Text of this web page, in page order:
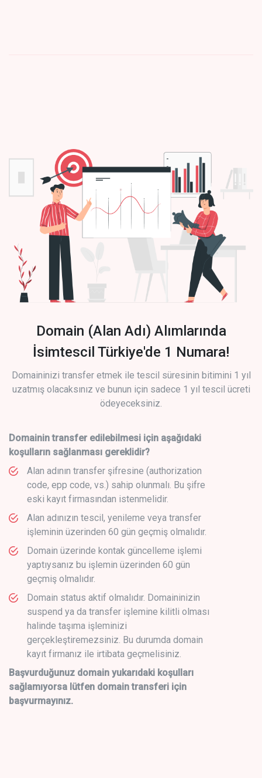
Domain (Alan Adı) Alımlarında
İsimtescil Türkiye'de 1 Numara!
Domaininizi transfer etmek ile tescil süresinin bitimini 1 yıl
uzatmış olacaksınız ve bunun için sadece 1 yıl tescil ücreti
ödeyeceksiniz.
Domainin transfer edilebilmesi için aşağıdaki
koşulların sağlanması gereklidir?
Alan adının transfer şifresine (authorization
code, epp code, vs.) sahip olunmalı. Bu şifre
eski kayıt firmasından istenmelidir.
Alan adınızın tescil, yenileme veya transfer
işleminin üzerinden 60 gün geçmiş olmalıdır.
Domain üzerinde kontak güncelleme işlemi
yaptıysanız bu işlemin üzerinden 60 gün
geçmiş olmalıdır.
Domain status aktif olmalıdır. Domaininizin
suspend ya da transfer işlemine kilitli olması
halinde taşıma işleminizi
gerçekleştiremezsiniz. Bu durumda domain
kayıt firmanız ile irtibata geçmelisiniz.
Başvurduğunuz domain yukarıdaki koşulları
sağlamıyorsa lütfen domain transferi için
başvurmayınız.